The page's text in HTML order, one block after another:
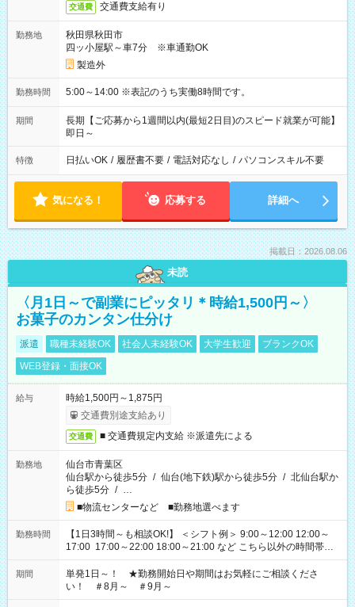
交通費 交通費支給有り
勤務地
秋田県秋田市
四ッ小屋駅～車7分 ※車通勤OK
製造外
勤務時間 5:00～14:00 ※表記のうち実働8時間です。
期間
長期【ご応募から1週間以内(最短2日目)のスピード就業が可能】
即日～
特徴 日払いOK / 履歴書不要 / 電話対応なし / パソコンスキル不要
気になる！ 応募する 詳細へ
掲載日：2026.08.06
未読
〈月1日～で副業にピッタリ＊時給1,500円～〉
お菓子のカンタン仕分け
派遣 職種未経験OK 社会人未経験OK 大学生歓迎
ブランクOK
WEB登録・面接OK
給与
時給1,500円～1,875円
交通費別途支給あり
交通費 ■ 交通費規定内支給 ※派遣先による
勤務地
仙台市青葉区
仙台駅から徒歩5分 / 仙台(地下鉄)駅から徒歩5分 / 北仙台駅か
ら徒歩5分 / …
■物流センターなど ■勤務地選べます
勤務時間
【1日3時間～も相談OK!】 ＜シフト例＞ 9:00～12:00 12:00～
17:00 17:00～22:00 18:00～21:00 など こちら以外の時間帯も
お気軽にご相談ください！
期間
単発1日～！ ★勤務開始日や期間はお気軽にご相談くださ
い！ ＃8月～ ＃9月～